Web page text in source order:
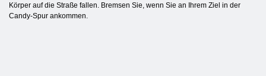
Körper auf die Straße fallen. Bremsen Sie, wenn Sie an Ihrem Ziel in der
Candy-Spur ankommen.